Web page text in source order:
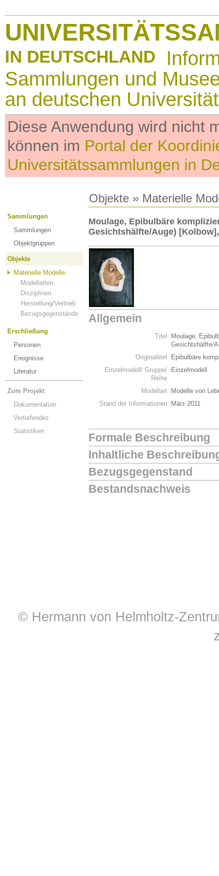
IN DEUTSCHLAND
Sammlungen und
an deutschen
Diese Anwendung wird nicht
können im Portal der
Universitätssammlungen in
Objekte » Materielle
Sammlungen
Sammlungen
Objektgruppen
Objekte
Materielle Modelle
Modellarten
Disziplinen
Herstellung/Vertrieb
Bezugsgegenstände
Erschließung
Personen
Ereignisse
Literatur
Zum Projekt
Dokumentation
Vertiefendes
Statistiken
Moulage, Epibulbäre
Gesichtshälfte/Auge)
Allgemein
Titel
Moulage,
Gesichtshälfte/
Originaltitel
Epibulbäre
Einzelmodell/ Gruppe/
Reihe
Einzelmodell
Modellart
Modelle von
Stand der Informationen
März 2011
Formale Beschreibung
Inhaltliche
Bezugsgegenstand
Bestandsnachweis
© Hermann von Helmholtz-